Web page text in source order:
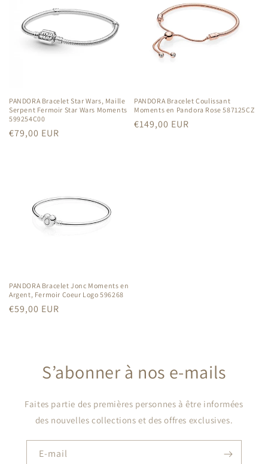
PANDORA Bracelet Star Wars, Maille
Serpent Fermoir Star Wars Moments
599254C00
Prix
€79,00 EUR
PANDORA Bracelet Coulissant
Moments en Pandora Rose 587125CZ
Prix
€149,00 EUR
PANDORA Bracelet Jonc Moments en
Argent, Fermoir Coeur Logo 596268
Prix
€59,00 EUR
S’abonner à nos e-mails
Faites partie des premières personnes à être informées
des nouvelles collections et des offres exclusives.
E-mail